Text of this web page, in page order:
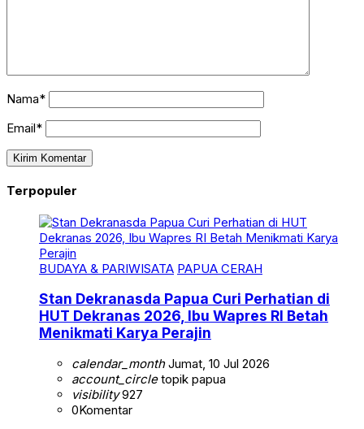
Nama*
Email*
Terpopuler
BUDAYA & PARIWISATA PAPUA CERAH
Stan Dekranasda Papua Curi Perhatian di
HUT Dekranas 2026, Ibu Wapres RI Betah
Menikmati Karya Perajin
calendar_monthJumat, 10 Jul 2026
account_circletopik papua
visibility927
0Komentar